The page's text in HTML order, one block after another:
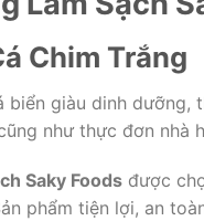
Chim Trắng
biển giàu dinh
như thực đơn nhà
Saky Foods được
phẩm tiện lợi, an